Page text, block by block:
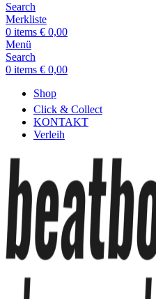
Search
Merkliste
0 items € 0,00
Menü
Search
0 items € 0,00
Shop
Click & Collect
KONTAKT
Verleih